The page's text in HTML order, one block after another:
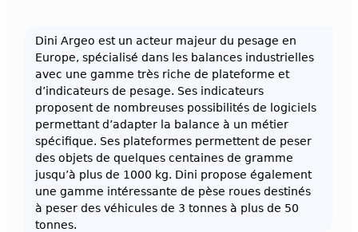
Dini Argeo est un acteur majeur du pesage en
Europe, spécialisé dans les balances industrielles
avec une gamme très riche de plateforme et
d’indicateurs de pesage. Ses indicateurs
proposent de nombreuses possibilités de logiciels
permettant d’adapter la balance à un métier
spécifique. Ses plateformes permettent de peser
des objets de quelques centaines de gramme
jusqu’à plus de 1000 kg. Dini propose également
une gamme intéressante de pèse roues destinés
à peser des véhicules de 3 tonnes à plus de 50
tonnes.